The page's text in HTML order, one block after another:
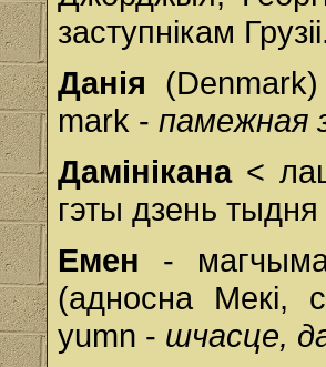
заступнікам
Данія
mark - памежная
Дамінікана <
гэты дзень
Емен -
(адносна Мекі,
yumn - шчасце,